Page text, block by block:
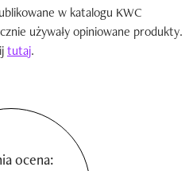
w katalogu KWC
używały opiniowane produkty.
tutaj.
ocena: